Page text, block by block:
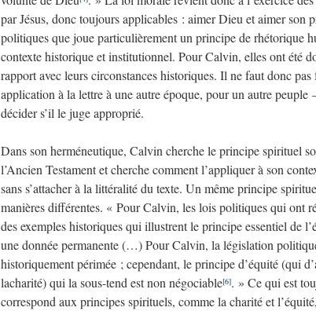
par Jésus, donc toujours applicables : aimer Dieu et aimer son
politiques que joue particulièrement un principe de rhétorique
contexte historique et institutionnel. Pour Calvin, elles ont été
rapport avec leurs circonstances historiques. Il ne faut donc
application à la lettre à une autre époque, pour un autre
décider s’il le juge approprié.
Dans son herméneutique, Calvin cherche le principe spirituel
l’Ancien Testament et cherche comment l’appliquer à son
sans s’attacher à la littéralité du texte. Un même principe
manières différentes. « Pour Calvin, les lois politiques qui ont
des exemples historiques qui illustrent le principe essentiel de
une donnée permanente (…) Pour Calvin, la législation
historiquement périmée ; cependant, le principe d’équité (qui
lacharité) qui la sous-tend est non négociable[6]. » Ce qui est
correspond aux principes spirituels, comme la charité et